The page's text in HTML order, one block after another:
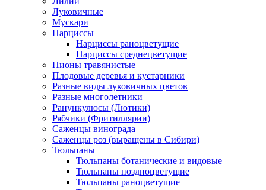
Луковичные
Мускари
Нарциссы
Нарциссы раноцветущие
Нарциссы среднецветущие
Пионы травянистые
Плодовые деревья и кустарники
Разные виды луковичных цветов
Разные многолетники
Ранункулюсы (Лютики)
Рябчики (Фритиллярии)
Саженцы винограда
Саженцы роз (выращены в Сибири)
Тюльпаны
Тюльпаны ботанические и видовые
Тюльпаны поздноцветущие
Тюльпаны раноцветущие